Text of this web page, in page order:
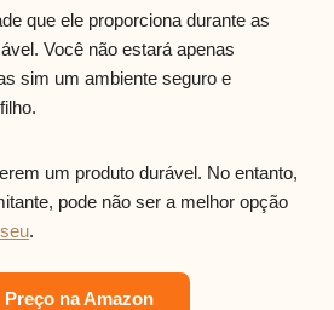
que ele proporciona durante as
Você não estará apenas
sim um ambiente seguro e
um produto durável. No entanto,
pode não ser a melhor opção
.
Preço na Amazon